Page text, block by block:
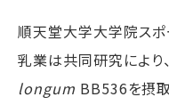
順天堂大学大学院ス
乳業は共同研究により
longum BB536を摂